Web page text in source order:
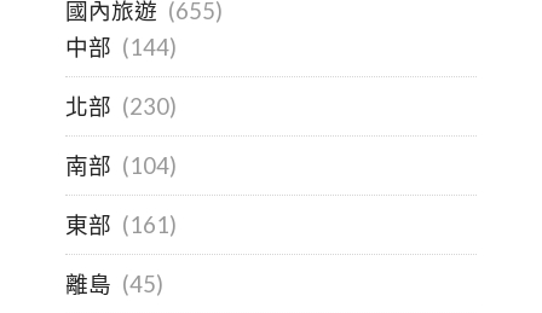
國內旅遊 (655)
中部 (144)
北部 (230)
南部 (104)
東部 (161)
離島 (45)